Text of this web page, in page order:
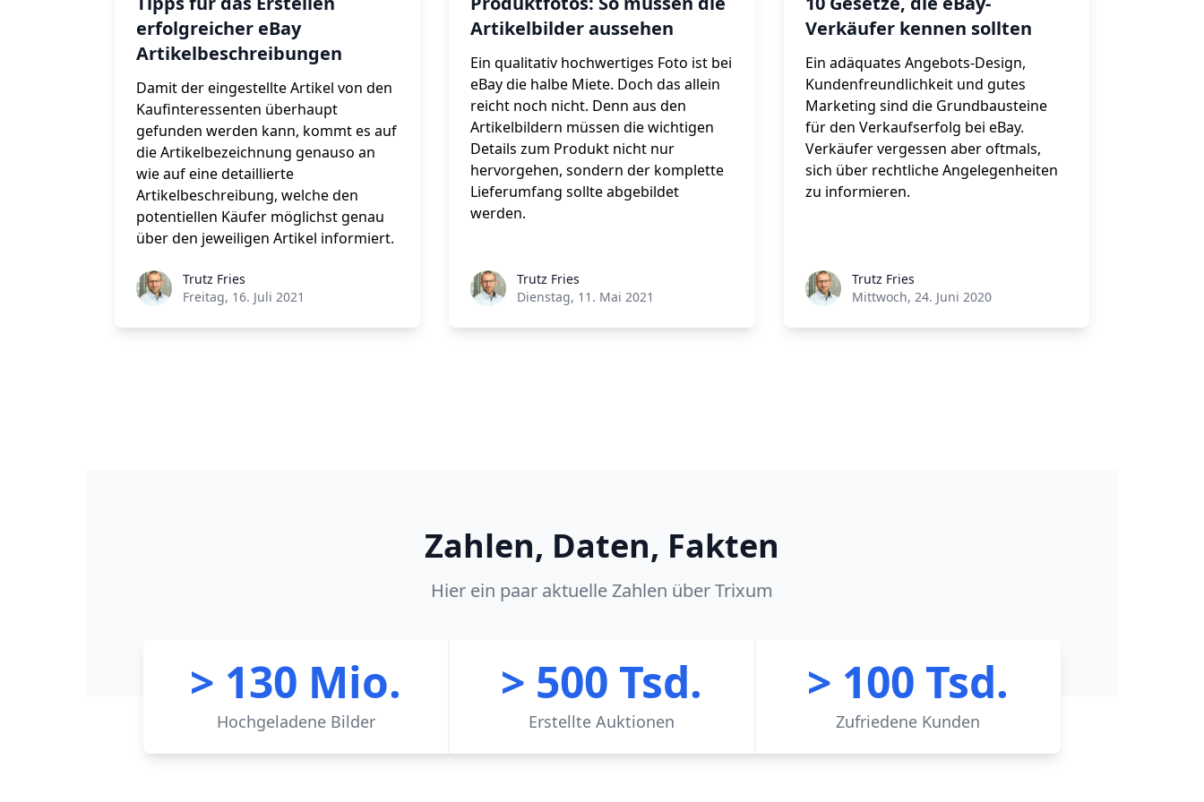
erfolgreicher eBay
Artikelbeschreibungen
Damit der eingestellte Artikel von den
Kaufinteressenten überhaupt
gefunden werden kann, kommt es auf
die Artikelbezeichnung genauso an
wie auf eine detaillierte
Artikelbeschreibung, welche den
potentiellen Käufer möglichst genau
über den jeweiligen Artikel informiert.
Trutz Fries
Freitag, 16. Juli 2021
Artikelbilder aussehen
Ein qualitativ hochwertiges Foto ist bei
eBay die halbe Miete. Doch das allein
reicht noch nicht. Denn aus den
Artikelbildern müssen die wichtigen
Details zum Produkt nicht nur
hervorgehen, sondern der komplette
Lieferumfang sollte abgebildet
werden.
Trutz Fries
Dienstag, 11. Mai 2021
Verkäufer kennen sollten
Ein adäquates Angebots-Design,
Kundenfreundlichkeit und gutes
Marketing sind die Grundbausteine
für den Verkaufserfolg bei eBay.
Verkäufer vergessen aber oftmals,
sich über rechtliche Angelegenheiten
zu informieren.
Trutz Fries
Mittwoch, 24. Juni 2020
Zahlen, Daten, Fakten
Hier ein paar aktuelle Zahlen über Trixum
Hochgeladene Bilder
> 130 Mio.
Erstellte Auktionen
> 500 Tsd.
Zufriedene Kunden
> 100 Tsd.